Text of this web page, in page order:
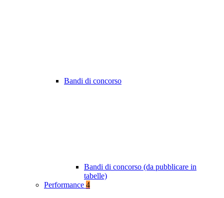
Bandi di concorso
Bandi di concorso (da pubblicare in
tabelle)
Performance 4